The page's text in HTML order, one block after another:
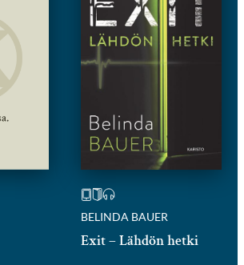
BELINDA BAUER
Exit – Lähdön hetki